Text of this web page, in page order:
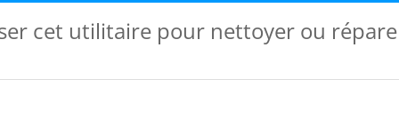
cet utilitaire pour nettoyer ou